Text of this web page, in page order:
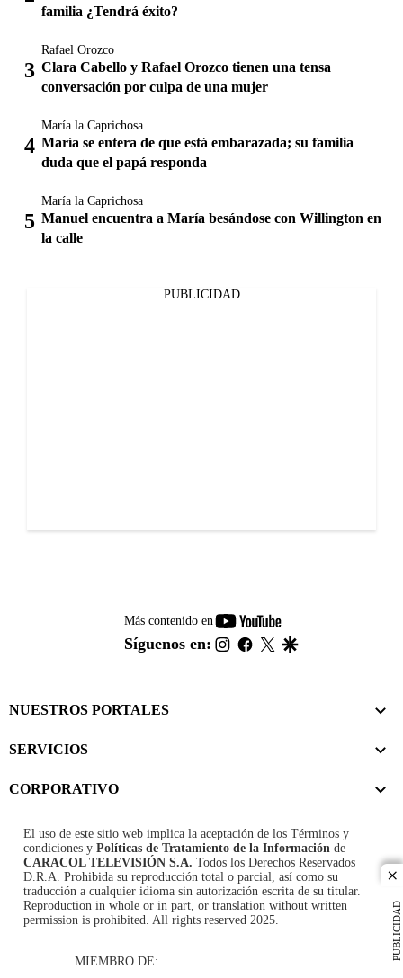
PUBLICIDAD
familia ¿Tendrá éxito?
Rafael Orozco
Clara Cabello y Rafael Orozco tienen una tensa
conversación por culpa de una mujer
María la Caprichosa
María se entera de que está embarazada; su familia
duda que el papá responda
María la Caprichosa
Manuel encuentra a María besándose con Willington en
la calle
PUBLICIDAD
Más contenido en
youtube-
footer
Síguenos en: instagram
facebook
twitter
NUESTROS PORTALES
SERVICIOS
CORPORATIVO
El uso de este sitio web implica la aceptación de los Términos y
condiciones y Políticas de Tratamiento de la Información de
CARACOL TELEVISIÓN S.A. Todos los Derechos Reservados
D.R.A. Prohibida su reproducción total o parcial, así como su
traducción a cualquier idioma sin autorización escrita de su titular.
Reproduction in whole or in part, or translation without written
permission is prohibited. All rights reserved 2025.
MIEMBRO DE: